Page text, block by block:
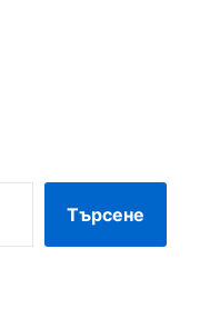
Търсене